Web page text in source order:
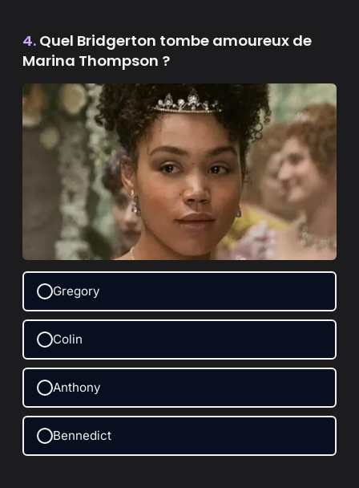
4. Quel Bridgerton tombe amoureux de
Marina Thompson ?
Gregory
Colin
Anthony
Bennedict